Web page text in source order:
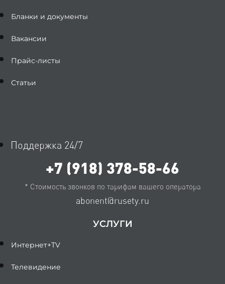
Бланки и документы
Вакансии
Прайс-листы
Статьи
Поддержка 24/7
+7 (918) 378-58-66
* Стоимость звонков по тарифам вашего оператора
abonent@rusety.ru
УСЛУГИ
Интернет+TV
Телевидение